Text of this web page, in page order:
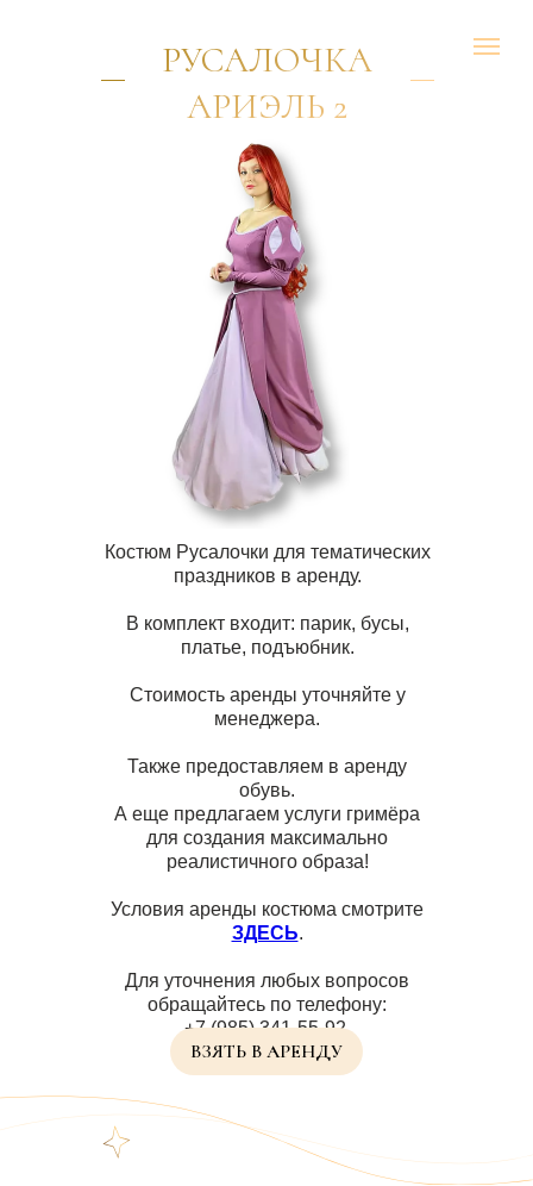
РУСАЛОЧКА
АРИЭЛЬ 2
Костюм Русалочки для тематических
праздников в аренду.
В комплект входит: парик, бусы,
платье, подъюбник.
Стоимость аренды уточняйте у
менеджера.
Также предоставляем в аренду
обувь.
А еще предлагаем услуги гримёра
для создания максимально
реалистичного образа!
Условия аренды костюма смотрите
ЗДЕСЬ.
Для уточнения любых вопросов
обращайтесь по телефону:
+7 (985) 341-55-92.
ВЗЯТЬ В АРЕНДУ